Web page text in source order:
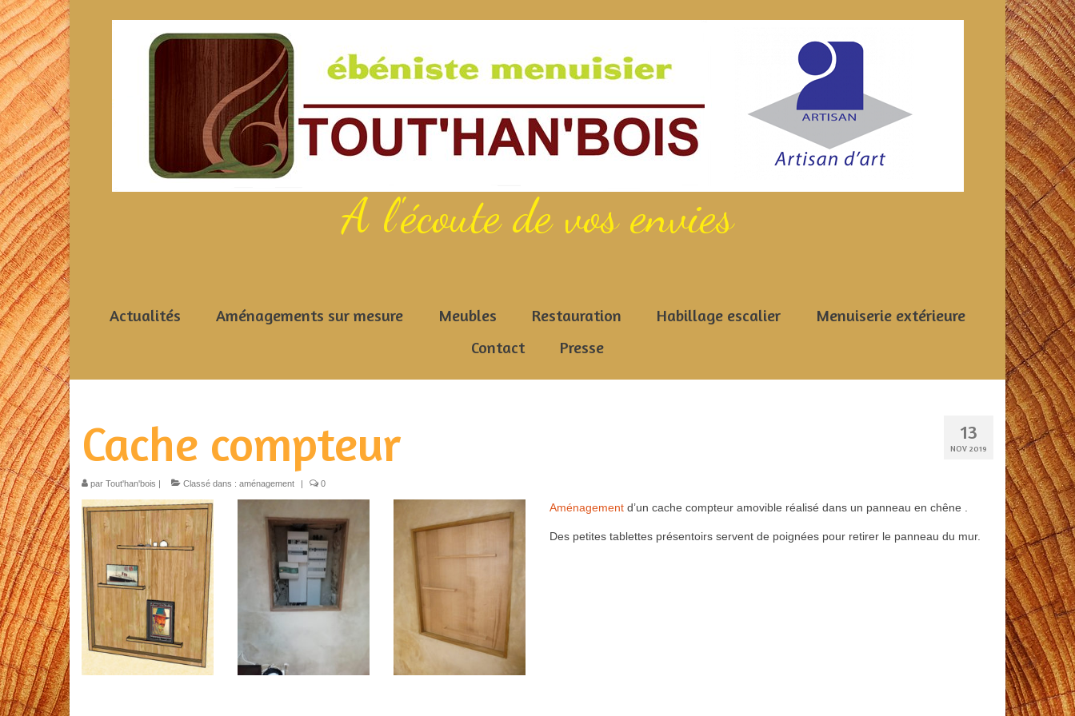
A l'écoute de vos envies
Actualités Aménagements sur mesure Meubles Restauration Habillage escalier
Menuiserie extérieure
Contact
Presse
13
NOV 2019
Cache compteur
par Tout'han'bois | Classé dans : aménagement | 0
Aménagement d’un cache compteur amovible réalisé dans un panneau en chêne .
Des petites tablettes présentoirs servent de poignées pour retirer le panneau du mur.